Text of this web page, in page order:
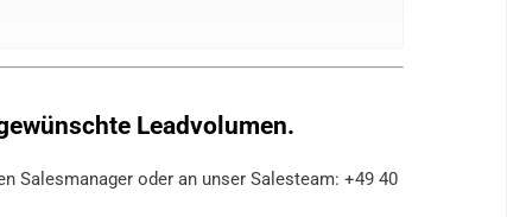
Leadvolumen.
Salesmanager oder an unser Salesteam: +49 40